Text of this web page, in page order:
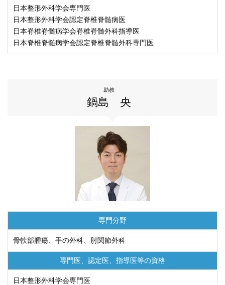
⽇本整形外科学会専⾨医
日本整形外科学会認定脊椎脊髄病医
日本脊椎脊髄病学会脊椎脊髄外科指導医
日本脊椎脊髄病学会認定脊椎脊髄外科専門医
助教
鍋島 央
専門分野
骨軟部腫瘍、⼿の外科、肘関節外科
専門医、認定医、 指導医等の資格
⽇本整形外科学会専⾨医